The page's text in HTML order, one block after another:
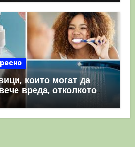
които могат да
вреда, отколкото